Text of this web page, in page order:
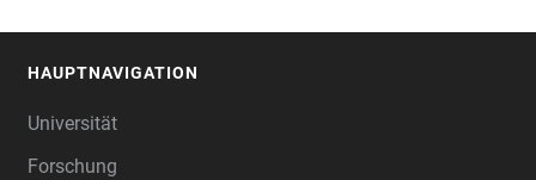
HAUPTNAVIGATION
Universität
Forschung